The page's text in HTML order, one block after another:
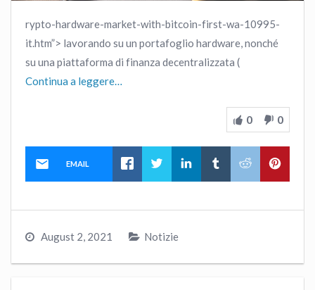
rypto-hardware-market-with-bitcoin-first-wa-10995-
it.htm”> lavorando su un portafoglio hardware, nonché
su una piattaforma di finanza decentralizzata (
Continua a leggere…
0 0
EMAIL
August 2, 2021 Notizie